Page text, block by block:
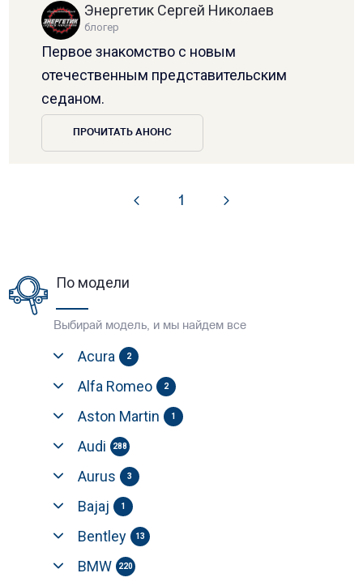
Энергетик Сергей Николаев
блогер
Первое знакомство с новым
отечественным представительским
седаном.
ПРОЧИТАТЬ АНОНС
1
По модели
Выбирай модель, и мы найдем все
Acura 2
Alfa Romeo 2
Aston Martin 1
Audi 288
Aurus 3
Bajaj 1
Bentley 13
BMW 220